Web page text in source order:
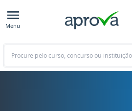
Menu
Buscar